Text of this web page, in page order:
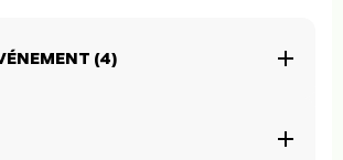
(4)